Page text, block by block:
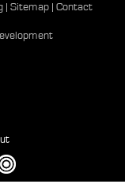
| Sitemap| Contact